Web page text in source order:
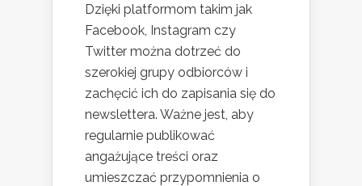
Dzięki platformom takim jak
Facebook, Instagram czy
Twitter można dotrzeć do
szerokiej grupy odbiorców i
zachęcić ich do zapisania się do
newslettera. Ważne jest, aby
regularnie publikować
angażujące treści oraz
umieszczać przypomnienia o